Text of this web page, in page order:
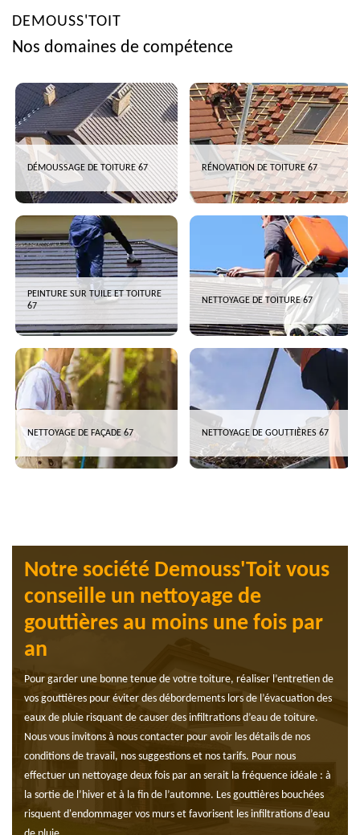
DEMOUSS'TOIT
Nos domaines de compétence
DÉMOUSSAGE DE TOITURE 67 RÉNOVATION DE TOITURE 67
PEINTURE SUR TUILE ET TOITURE
67
NETTOYAGE DE TOITURE 67
NETTOYAGE DE FAÇADE 67 NETTOYAGE DE GOUTTIÈRES 67
Notre société Demouss'Toit vous
conseille un nettoyage de
gouttières au moins une fois par
an
Pour garder une bonne tenue de votre toiture, réaliser l’entretien de
vos gouttières pour éviter des débordements lors de l’évacuation des
eaux de pluie risquant de causer des infiltrations d’eau de toiture.
Nous vous invitons à nous contacter pour avoir les détails de nos
conditions de travail, nos suggestions et nos tarifs. Pour nous
effectuer un nettoyage deux fois par an serait la fréquence idéale : à
la sortie de l’hiver et à la fin de l’automne. Les gouttières bouchées
risquent d'endommager vos murs et favorisent les infiltrations d’eau